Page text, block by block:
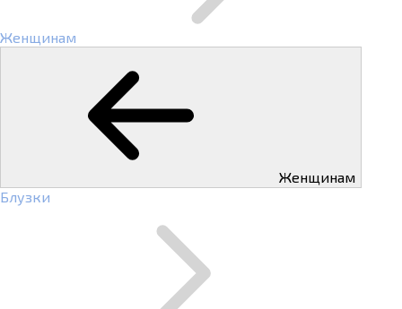
Женщинам
Женщинам
Блузки